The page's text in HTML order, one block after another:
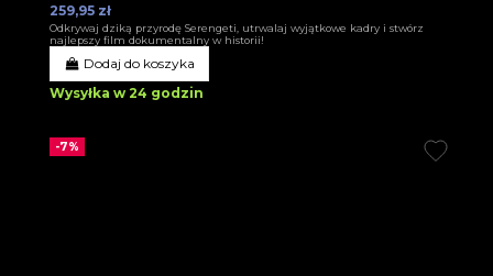
259,95 zł
Odkrywaj dziką przyrodę Serengeti, utrwalaj wyjątkowe kadry i stwórz
najlepszy film dokumentalny w historii!
Dodaj do koszyka
Wysyłka w 24 godzin
-7%